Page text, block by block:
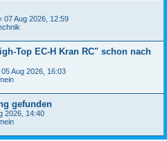
07 Aug 2026, 12:59
Top EC-H Kran RC" schon nach
05 Aug 2026, 16:03
gefunden
2026, 14:40